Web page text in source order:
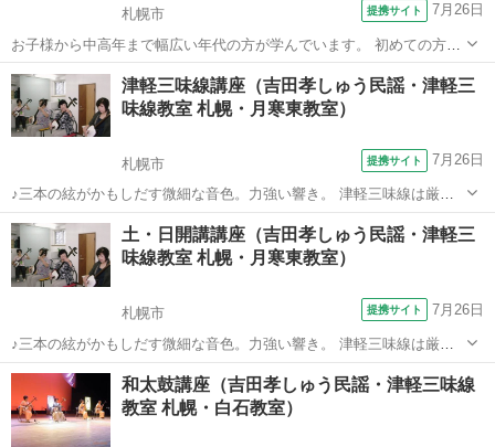
札幌市 提携サイト 7月26日
お子様から中高年まで幅広い年代の方が学んでいます。 初めての方も
大歓迎♪
北海道 札幌市 その他
津軽三味線講座（吉田孝しゅう民謡・津軽三
味線教室 札幌・月寒東教室）
札幌市 提携サイト 7月26日
♪三本の絃がかもしだす微細な音色。力強い響き。 津軽三味線は厳し
い津軽地方の風土から生まれた日本を代表する民族音楽です。 あなた
も津軽三味線を始めませんか！お子様から中高年まで幅広い年代の方
が学んでいます。 初めての方も大歓迎♪
北海道 札幌市 三味線
土・日開講講座（吉田孝しゅう民謡・津軽三
味線教室 札幌・月寒東教室）
札幌市 提携サイト 7月26日
♪三本の絃がかもしだす微細な音色。力強い響き。 津軽三味線は厳し
い津軽地方の風土から生まれた日本を代表する民族音楽です。 あなた
も津軽三味線を始めませんか！お子様から中高年まで幅広い年代の方
が学んでいます。 初めての方も大歓迎♪
北海道 札幌市 三味線
和太鼓講座（吉田孝しゅう民謡・津軽三味線
教室 札幌・白石教室）